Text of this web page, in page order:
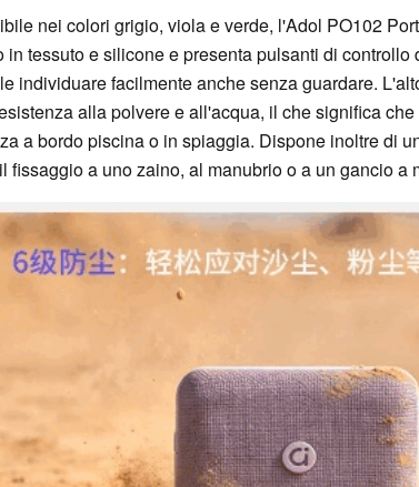
nei colori grigio, viola e verde, l'Adol PO102
in tessuto e silicone e presenta pulsanti di
individuare facilmente anche senza guardare.
alla polvere e all'acqua, il che significa
a bordo piscina o in spiaggia. Dispone inoltre di
fissaggio a uno zaino, al manubrio o a un gancio a